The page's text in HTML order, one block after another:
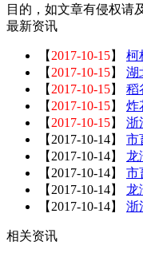
目的，如文章有侵权请
最新资讯
【 2017-10-15】 柯
【 2017-10-15】 湖
【 2017-10-15】 稻
【 2017-10-15】 炸
【 2017-10-15】 浙
【 2017-10-14】 市
【 2017-10-14】 龙
【 2017-10-14】 市
【 2017-10-14】 龙
【 2017-10-14】 浙
相关资讯